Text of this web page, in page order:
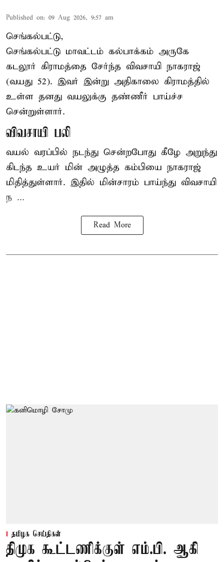
Published on: 09 Aug 2026, 9:57 am
செங்கல்பட்டு,
செங்கல்பட்டு மாவட்டம் கல்பாக்கம் அருகே
கடலூர் கிராமத்தை சேர்ந்த விவசாயி நாகராஜ்
(வயது 52). இவர் இன்று அதிகாலை கிராமத்தில்
உள்ள தனது வயலுக்கு தண்ணீர் பாய்ச்ச
சென்றுள்ளார்.
விவசாயி பலி
வயல் வரப்பில் நடந்து சென்றபோது கீழே அறுந்து
கிடந்த உயர் மின் அழுத்த கம்பியை நாகராஜ்
மிதித்துள்ளார். இதில் மின்சாரம் பாய்ந்து விவசாயி
ந ...
Read More
தமிழக செய்திகள்
திமுக கூட்டணிக்குள் எம்.பி. ஆகி